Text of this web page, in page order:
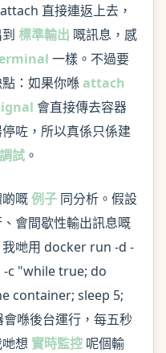
直接連返上去，
標準輸出 嘅訊息，感
一樣。不過要
：如果你喺 attach
會直接傳去容器
咗，所以真係只係建
調試 。
嘅例子 同分析。假設
會間歇性輸出訊息嘅
哋用 docker run -d -
c "while true; do
container; sleep 5;
喺後台運行，每五秒
想 實時監控 呢個輸